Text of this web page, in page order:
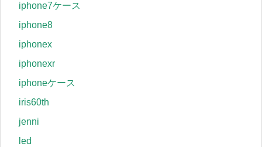
iphone7ケース
iphone8
iphonex
iphonexr
iphoneケース
iris60th
jenni
led